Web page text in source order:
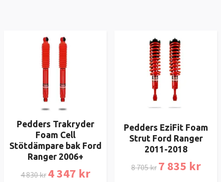
Pedders Trakryder
Foam Cell
Stötdämpare bak Ford
Ranger 2006+
4 830 kr 4 347 kr
Pedders EziFit Foam
Strut Ford Ranger
2011-2018
8 705 kr 7 835 kr